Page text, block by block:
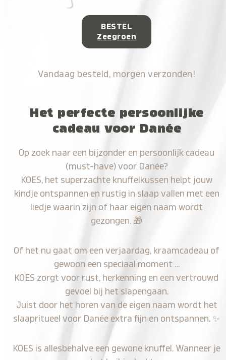
BESTEL
Zeegroen
Vandaag besteld, morgen verzonden!
Het perfecte persoonlijke
cadeau voor Danée
Op zoek naar een bijzonder en persoonlijk cadeau
(must-have) voor Danée?
KOES, het superzachte knuffelkussen helpt jouw
kindje ontspannen en rustig in slaap vallen met een
liedje waarin zijn of haar eigen naam wordt
gezongen. 🎁
Of het nu gaat om een verjaardag, kraamcadeau of
gewoon een speciaal moment …
KOES zorgt voor rust, herkenning en een vertrouwd
gevoel bij het slapengaan.
Juist door het horen van de eigen naam wordt het
slaapritueel voor Danée extra fijn en ontspannen. ✨
KOES is allesbehalve een gewone knuffel. Wanneer je